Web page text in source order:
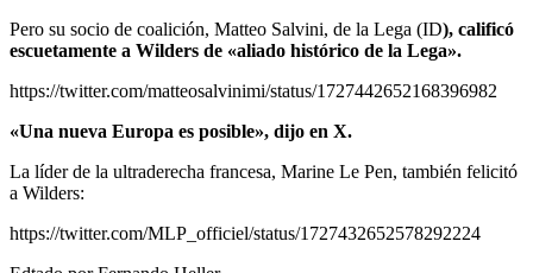
Pero su socio de coalición, Matteo Salvini, de la Lega (ID), calificó
escuetamente a Wilders de «aliado histórico de la Lega».
https://twitter.com/matteosalvinimi/status/1727442652168396982
«Una nueva Europa es posible», dijo en X.
La líder de la ultraderecha francesa, Marine Le Pen, también felicitó
a Wilders:
https://twitter.com/MLP_officiel/status/1727432652578292224